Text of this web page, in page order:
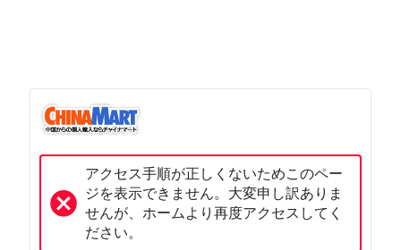
アクセス手順が正しくないためこのペー
ジを表示できません。大変申し訳ありま
せんが、ホームより再度アクセスしてく
ださい。